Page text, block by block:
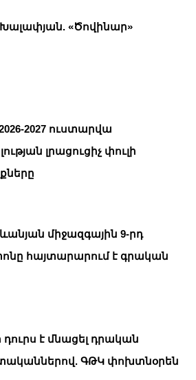
«Ծովինար»
2027 ուստարվա
լրացուցիչ փուլի
միջազգային 9-րդ
հայտարարում է գրական
դուրս է մնացել դրական
ԳԹԿ փոխտնօրեն